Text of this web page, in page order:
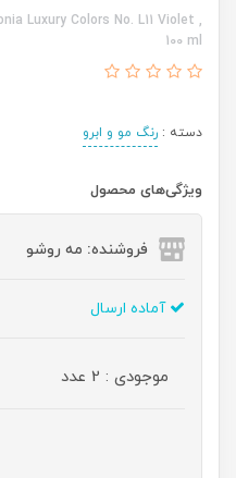
Luxury Colors No. L11 Violet ,
100 ml
دسته : رنگ مو و ابرو
ویژگی‌های محصول
فروشنده: مه رو‌شو
آماده ارسال
موجودی : 2 عدد